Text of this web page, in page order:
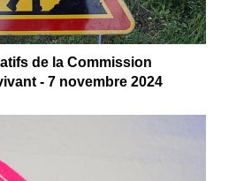
de la Commission
- 7 novembre 2024